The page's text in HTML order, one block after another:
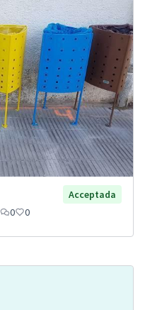
Acceptada
0 0